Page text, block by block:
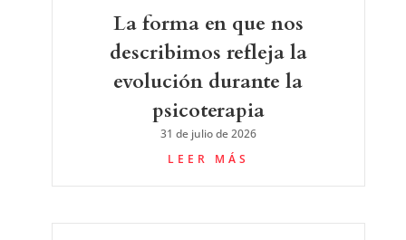
La forma en que nos
describimos refleja la
evolución durante la
psicoterapia
31 de julio de 2026
LEER MÁS